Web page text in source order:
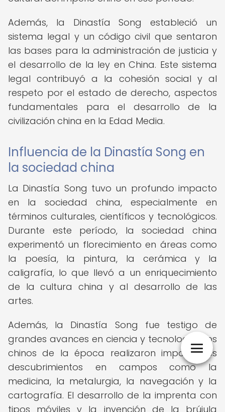
Además, la Dinastía Song estableció un
sistema legal y un código civil que sentaron
las bases para la administración de justicia y
el desarrollo de la ley en China. Este sistema
legal contribuyó a la cohesión social y al
respeto por el estado de derecho, aspectos
fundamentales para el desarrollo de la
civilización china en la Edad Media.
Influencia de la Dinastía Song en
la sociedad china
La Dinastía Song tuvo un profundo impacto
en la sociedad china, especialmente en
términos culturales, científicos y tecnológicos.
Durante este período, la sociedad china
experimentó un florecimiento en áreas como
la poesía, la pintura, la cerámica y la
caligrafía, lo que llevó a un enriquecimiento
de la cultura china y al desarrollo de las
artes.
Además, la Dinastía Song fue testigo de
grandes avances en ciencia y tecnología. Los
chinos de la época realizaron importantes
descubrimientos en campos como la
medicina, la metalurgia, la navegación y la
cartografía. El desarrollo de la imprenta con
tipos móviles y la invención de la brújula